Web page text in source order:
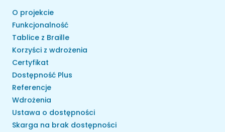
O projekcie
Funkcjonalność
Tablice z Braille
Korzyści z wdrożenia
Certyfikat
Dostępność Plus
Referencje
Wdrożenia
Ustawa o dostępności
Skarga na brak dostępności